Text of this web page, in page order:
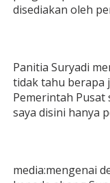
disediakan oleh
Panitia Suryadi
tidak tahu berapa
Pemerintah
saya disini hanya
media:mengenai